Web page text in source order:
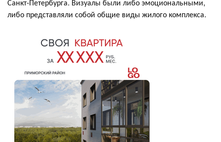
Санкт-Петербурга. Визуалы были либо эмоциональными,
либо представляли собой общие виды жилого комплекса.